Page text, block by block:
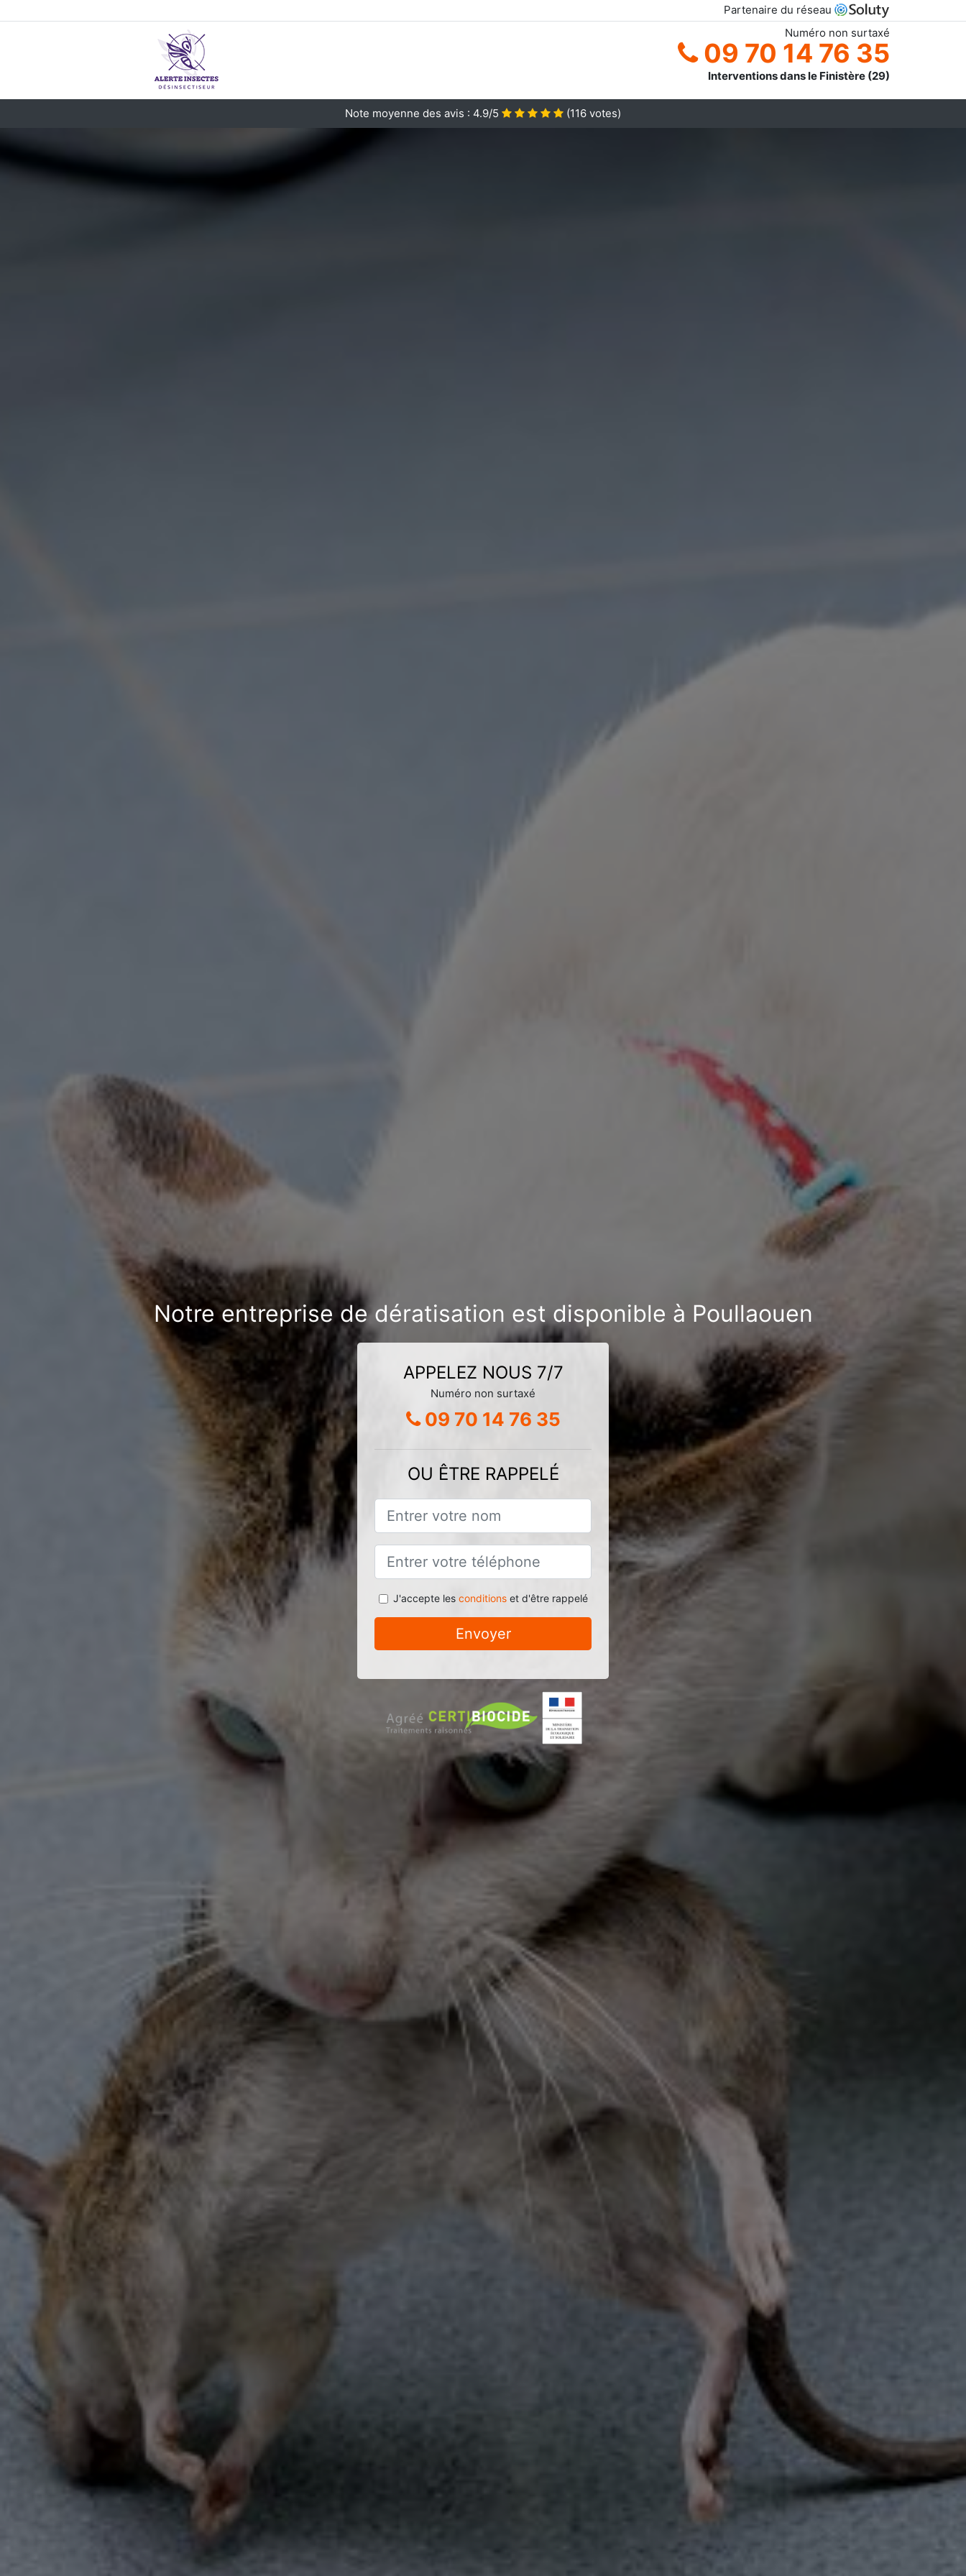
Partenaire du réseau
Numéro non surtaxé
09 70 14 76 35
Interventions dans le Finistère (29)
Note moyenne des avis : 4.9/5 (116 votes)
Notre entreprise de dératisation est disponible à Poullaouen
APPELEZ NOUS 7/7
Numéro non surtaxé
09 70 14 76 35
OU ÊTRE RAPPELÉ
J'accepte les conditionset d'être rappelé
Envoyer